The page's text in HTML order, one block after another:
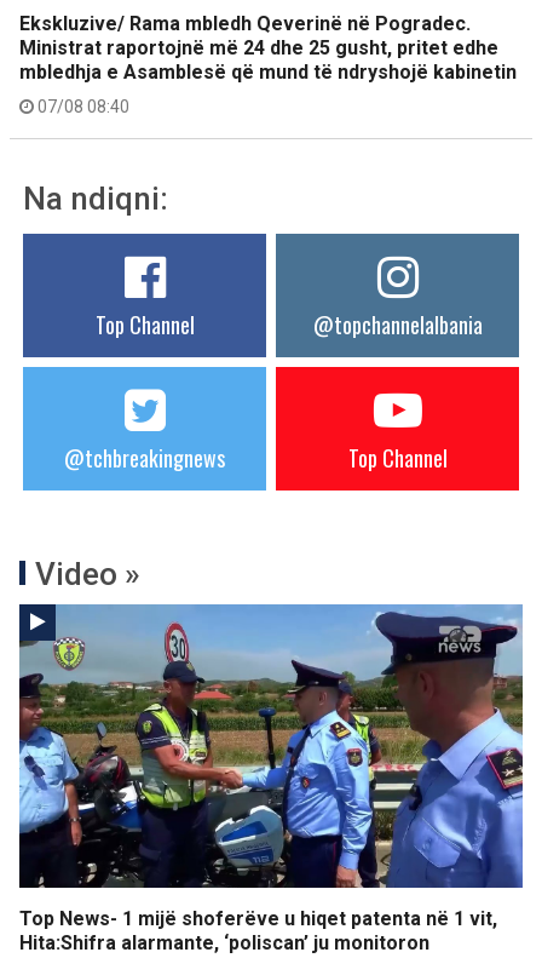
Ekskluzive/ Rama mbledh Qeverinë në Pogradec.
Ministrat raportojnë më 24 dhe 25 gusht, pritet edhe
mbledhja e Asamblesë që mund të ndryshojë kabinetin
07/08 08:40
Na ndiqni:
Top Channel @topchannelalbania
@tchbreakingnews Top Channel
Video »
Top News- 1 mijë shoferëve u hiqet patenta në 1 vit,
Hita:Shifra alarmante, ‘poliscan’ ju monitoron